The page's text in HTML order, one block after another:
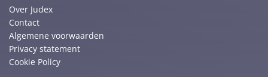
Over Judex
Contact
Algemene voorwaarden
Privacy statement
Cookie Policy